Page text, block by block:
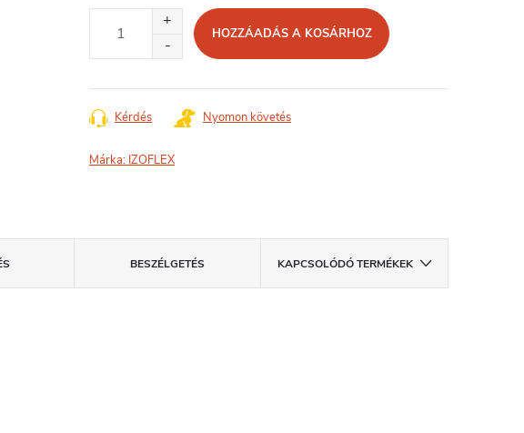
HOZZÁADÁS A KOSÁRHOZ
Kérdés Nyomon követés
Márka: IZOFLEX
BESZÉLGETÉS KAPCSOLÓDÓ TERMÉKEK